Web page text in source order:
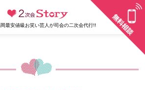
最安値級お笑い芸人が司会の二次会代行!!